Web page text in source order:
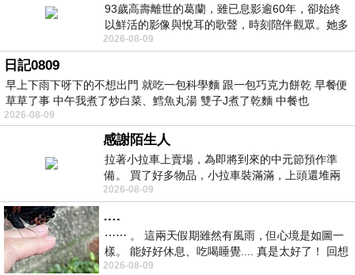
93歲高壽離世的葛蘭，雖已息影逾60年，卻始終
以鮮活的影像與悅耳的歌聲，時刻陪伴觀眾。她多
才多藝、陽光開朗的形象，不僅保留在電影
2026-08-09
日記0809
早上下雨下呀下的不想出門 就吃一包科學麵 跟一包巧克力餅乾 早餐便
草草了事 中午我煮了炒白菜、鱈魚丸湯 雙子J煮了乾麵 中餐也
2026-08-09
感謝陌生人
拉著小拉車上賣場，為即將到來的中元節預作準
備。 買了好多物品，小拉車裝滿滿，上頭還堆兩
紙箱。 雖辛苦了點，這點程度我一個人搬
2026-08-09
….
⋯⋯ 。 這兩天假期雖然有風雨，但心境是如圖一
樣。 能好好休息、吃喝睡覺.... 真是太好了！ 回想
起來，以前根本就很難有這
2026-08-09